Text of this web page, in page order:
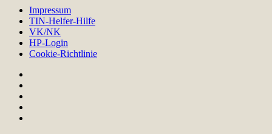
Impressum
TIN-Helfer-Hilfe
VK/NK
HP-Login
Cookie-Richtlinie